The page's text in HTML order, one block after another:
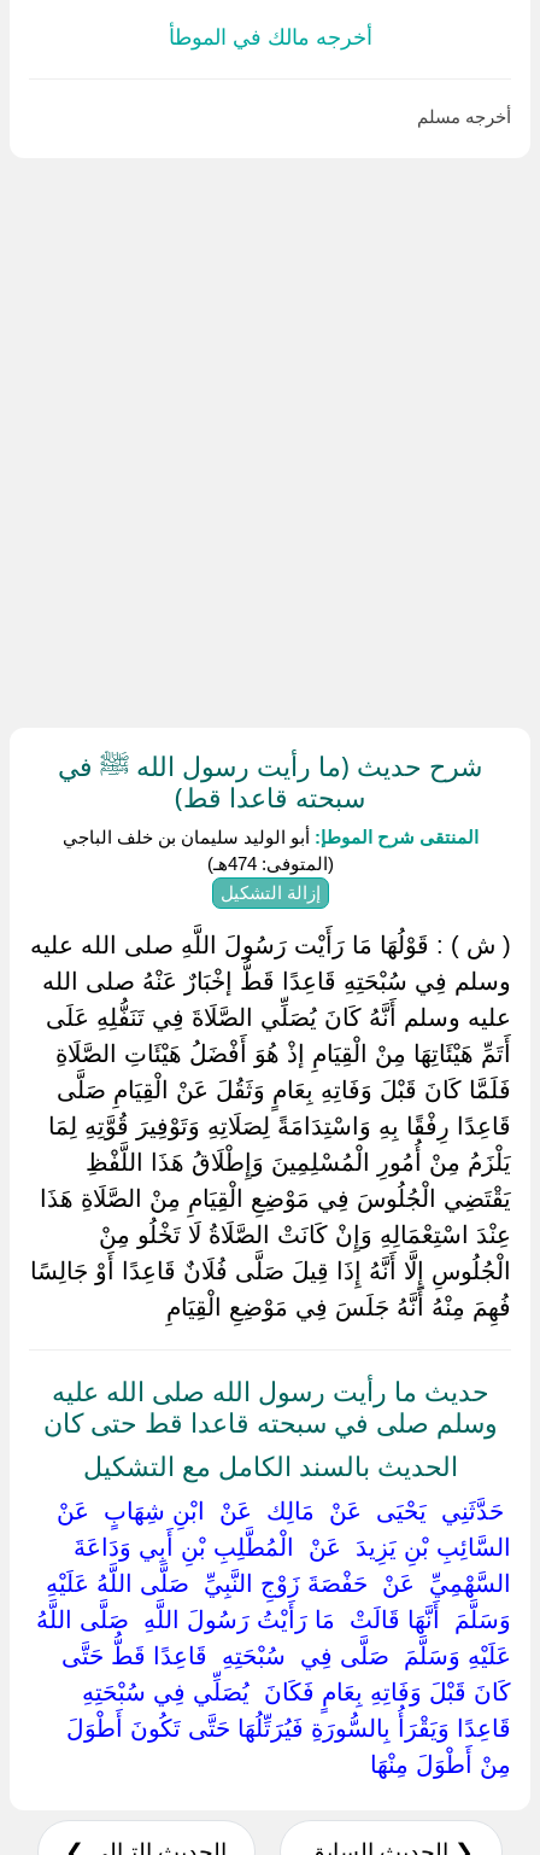
أخرجه مالك في الموطأ
أخرجه مسلم
شرح حديث (ما رأيت رسول الله ﷺ في
سبحته قاعدا قط)
المنتقى شرح الموطإ: أبو الوليد سليمان بن خلف الباجي
(المتوفى: 474هـ)
إزالة التشكيل
( ش ) : قَوْلُهَا مَا رَأَيْت رَسُولَ اللَّهِ صلى الله عليه
وسلم فِي سُبْحَتِهِ قَاعِدًا قَطُّ إخْبَارٌ عَنْهُ صلى الله
عليه وسلم أَنَّهُ كَانَ يُصَلِّي الصَّلَاةَ فِي تَنَفُّلِهِ عَلَى
أَتَمِّ هَيْئَاتِهَا مِنْ الْقِيَامِ إذْ هُوَ أَفْضَلُ هَيْئَاتِ الصَّلَاةِ
فَلَمَّا كَانَ قَبْلَ وَفَاتِهِ بِعَامٍ وَثَقُلَ عَنْ الْقِيَامِ صَلَّى
قَاعِدًا رِفْقًا بِهِ وَاسْتِدَامَةً لِصَلَاتِهِ وَتَوْفِيرَ قُوَّتِهِ لِمَا
يَلْزَمُ مِنْ أُمُورِ الْمُسْلِمِينَ وَإِطْلَاقُ هَذَا اللَّفْظِ
يَقْتَضِي الْجُلُوسَ فِي مَوْضِعِ الْقِيَامِ مِنْ الصَّلَاةِ هَذَا
عِنْدَ اسْتِعْمَالِهِ وَإِنْ كَانَتْ الصَّلَاةُ لَا تَخْلُو مِنْ
الْجُلُوسِ إِلَّا أَنَّهُ إِذَا قِيلَ صَلَّى فُلَانٌ قَاعِدًا أَوْ جَالِسًا
فُهِمَ مِنْهُ أَنَّهُ جَلَسَ فِي مَوْضِعِ الْقِيَامِ ‏
حديث ما رأيت رسول الله صلى الله عليه
وسلم صلى في سبحته قاعدا قط حتى كان
الحديث بالسند الكامل مع التشكيل
‏ ‏حَدَّثَنِي ‏ ‏يَحْيَى ‏ ‏عَنْ ‏ ‏مَالِك ‏ ‏عَنْ ‏ ‏ابْنِ شِهَابٍ ‏ ‏عَنْ ‏
‏السَّائِبِ بْنِ يَزِيدَ ‏ ‏عَنْ ‏ ‏الْمُطَّلِبِ بْنِ أَبِي وَدَاعَةَ
السَّهْمِيِّ ‏ ‏عَنْ ‏ ‏حَفْصَةَ زَوْجِ النَّبِيِّ ‏ ‏صَلَّى اللَّهُ عَلَيْهِ
وَسَلَّمَ ‏ ‏أَنَّهَا قَالَتْ ‏ ‏مَا رَأَيْتُ رَسُولَ اللَّهِ ‏ ‏صَلَّى اللَّهُ
عَلَيْهِ وَسَلَّمَ ‏ ‏صَلَّى فِي ‏ ‏سُبْحَتِهِ ‏ ‏قَاعِدًا قَطُّ حَتَّى
كَانَ قَبْلَ وَفَاتِهِ بِعَامٍ فَكَانَ ‏ ‏يُصَلِّي فِي سُبْحَتِهِ
قَاعِدًا وَيَقْرَأُ بِالسُّورَةِ فَيُرَتِّلُهَا حَتَّى تَكُونَ أَطْوَلَ
مِنْ أَطْوَلَ مِنْهَا ‏